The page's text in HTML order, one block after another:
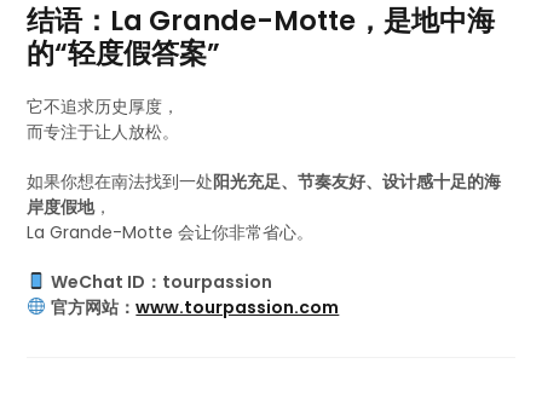
结语：La Grande-Motte，是地中海
的“轻度假答案”
它不追求历史厚度，
而专注于让人放松。
如果你想在南法找到一处阳光充足、节奏友好、设计感十足的海
岸度假地，
La Grande-Motte 会让你非常省心。
WeChat ID：tourpassion
官方网站：www.tourpassion.com